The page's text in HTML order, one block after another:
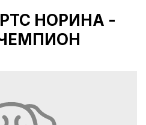
НОРИНА -